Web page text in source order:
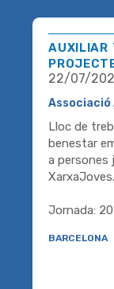
auxiliar
22/07/
Associació
Lloc de
benestar
a persones
Jornada:
barcelona